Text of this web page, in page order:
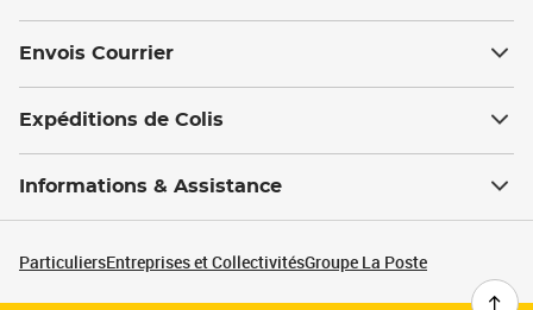
Envois Courrier
Expéditions de Colis
Informations & Assistance
ParticuliersEntreprises et CollectivitésGroupe La Poste